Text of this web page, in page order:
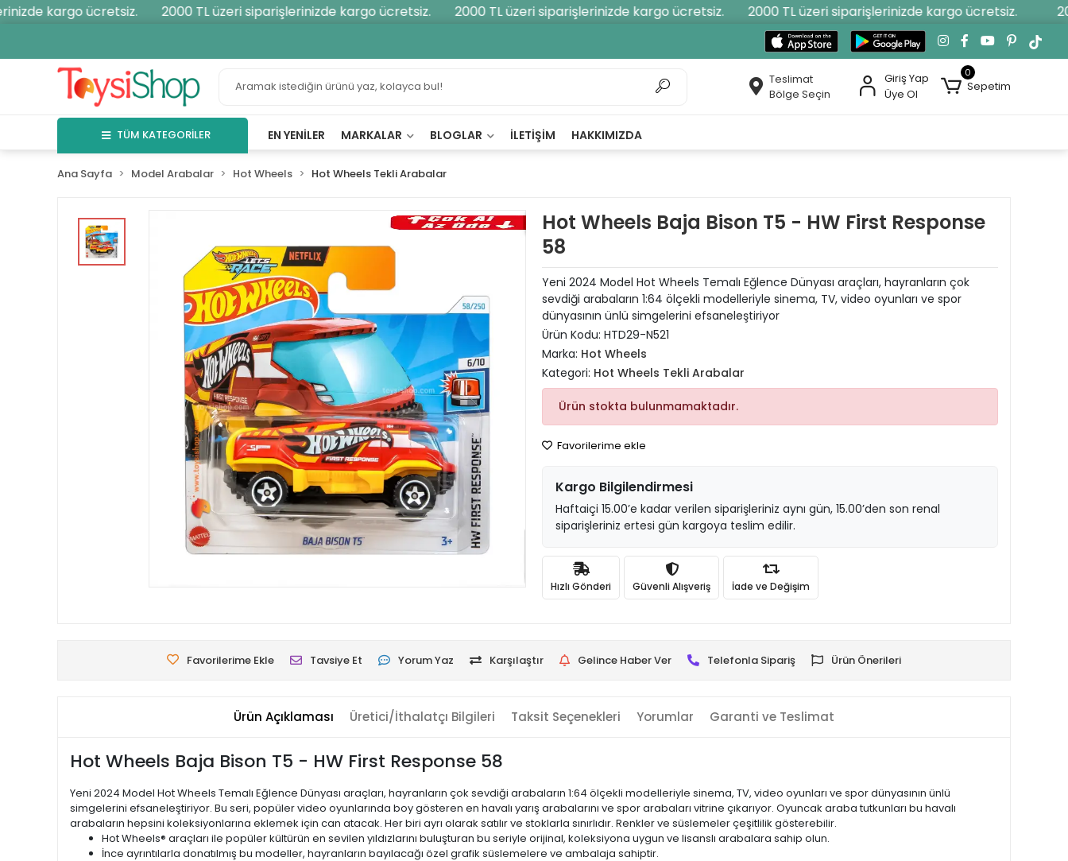
kargo ücretsiz. 2000 TL üzeri siparişlerinizde kargo ücretsiz. 2000 TL üzeri siparişlerinizde kargo ücretsiz. 2000 TL üzeri siparişlerinizde kargo ücretsiz.
Teslimat
Bölge Seçin
Giriş Yap
Üye Ol
0
Sepetim
TÜM KATEGORİLER EN YENILER MARKALAR BLOGLAR İLETIŞIM HAKKIMIZDA
Ana Sayfa Model Arabalar Hot Wheels Hot Wheels Tekli Arabalar
Hot Wheels Baja Bison T5 - HW First Response
58
Yeni 2024 Model Hot Wheels Temalı Eğlence Dünyası araçları, hayranların çok
sevdiği arabaların 1:64 ölçekli modelleriyle sinema, TV, video oyunları ve spor
dünyasının ünlü simgelerini efsaneleştiriyor
Ürün Kodu: HTD29-N521
Marka: Hot Wheels
Kategori: Hot Wheels Tekli Arabalar
Ürün stokta bulunmamaktadır.
Favorilerime ekle
Kargo Bilgilendirmesi
Haftaiçi 15.00’e kadar verilen siparişleriniz aynı gün, 15.00’den son renal
siparişleriniz ertesi gün kargoya teslim edilir.
Hızlı Gönderi Güvenli Alışveriş İade ve Değişim
Favorilerime Ekle Tavsiye Et Yorum Yaz Karşılaştır Gelince Haber Ver Telefonla Sipariş Ürün Önerileri
Ürün Açıklaması Üretici/İthalatçı Bilgileri Taksit Seçenekleri Yorumlar Garanti ve Teslimat
Hot Wheels Baja Bison T5 - HW First Response 58
Yeni 2024 Model Hot Wheels Temalı Eğlence Dünyası araçları, hayranların çok sevdiği arabaların 1:64 ölçekli modelleriyle sinema, TV, video oyunları ve spor dünyasının ünlü
simgelerini efsaneleştiriyor. Bu seri, popüler video oyunlarında boy gösteren en havalı yarış arabalarını ve spor arabaları vitrine çıkarıyor. Oyuncak araba tutkunları bu havalı
arabaların hepsini koleksiyonlarına eklemek için can atacak. Her biri ayrı olarak satılır ve stoklarla sınırlıdır. Renkler ve süslemeler çeşitlilik gösterebilir.
Hot Wheels® araçları ile popüler kültürün en sevilen yıldızlarını buluşturan bu seriyle orijinal, koleksiyona uygun ve lisanslı arabalara sahip olun.
İnce ayrıntılarla donatılmış bu modeller, hayranların bayılacağı özel grafik süslemelere ve ambalaja sahiptir.